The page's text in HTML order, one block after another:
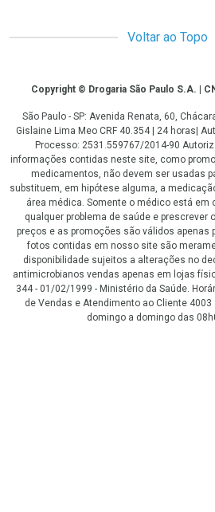
Voltar ao Topo
CopyrightCopyright © Drogaria São Paulo S.A. |
São Paulo - SP: Avenida Renata, 60,
Gislaine Lima Meo CRF 40.354 | 24 horas|
Processo: 2531.559767/2014-90
informações contidas neste site, como
medicamentos, não devem ser usadas
substituem, em hipótese alguma, a
área médica. Somente o médico está
qualquer problema de saúde e prescrever
preços e as promoções são válidos apenas
fotos contidas em nosso site são
disponibilidade sujeitos a alterações no
antimicrobianos vendas apenas em lojas
344 - 01/02/1999 - Ministério da Saúde.
de Vendas e Atendimento ao Cliente
domingo a domingo das